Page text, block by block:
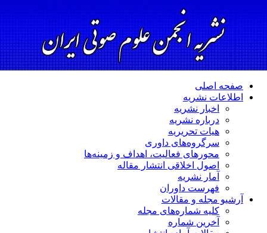
صفحه اصلی
اطلاعات نشریه
اخبار نشریه
درباره نشریه
هیات تحریریه
سرگروه‌های داوری
محورهای فعالیت، اهداف و زمینه‌ها
اصول اخلاقی انتشار مقاله
آمار نشریه
فهرست داوران
آرشیو مجله و مقالات
کلیه شماره‌های مجله
آخرین شماره